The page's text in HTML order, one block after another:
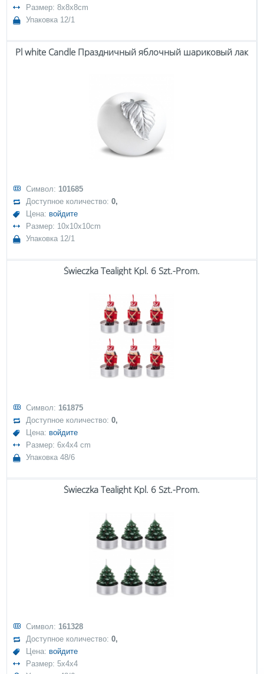
Размер: 8x8x8cm
Упаковка 12/1
Pl white Candle Праздничный яблочный шариковый лак
Символ: 101685
Доступное количество:0,
Цена: войдите
Размер: 10x10x10cm
Упаковка 12/1
Świeczka Tealight Kpl. 6 Szt.-Prom.
Символ: 161875
Доступное количество:0,
Цена: войдите
Размер: 6x4x4 cm
Упаковка 48/6
Świeczka Tealight Kpl. 6 Szt.-Prom.
Символ: 161328
Доступное количество:0,
Цена: войдите
Размер: 5x4x4